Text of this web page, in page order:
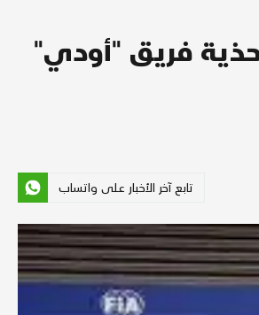
فريق "أودي"
تابع آخر الأخبار على واتساب